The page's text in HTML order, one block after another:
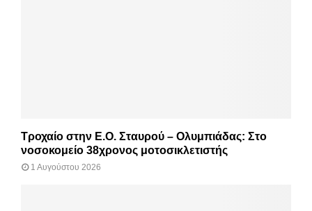
Τροχαίο στην Ε.Ο. Σταυρού – Ολυμπιάδας: Στο
νοσοκομείο 38χρονος μοτοσικλετιστής
1 Αυγούστου 2026